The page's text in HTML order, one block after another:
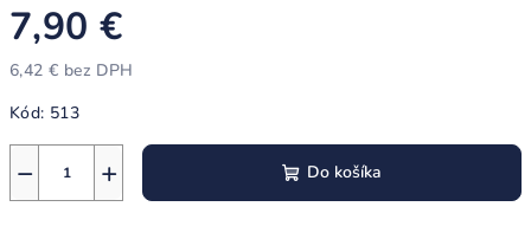
7,90 €
6,42 € bez DPH
cena:
Kód: 513
+
− Do košíka